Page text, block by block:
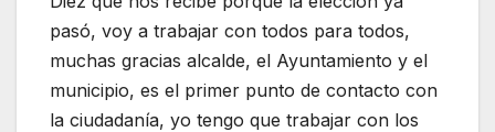
pasó, voy a trabajar con todos para todos,
muchas gracias alcalde, el Ayuntamiento y el
municipio, es el primer punto de contacto con
la ciudadanía, yo tengo que trabajar con los